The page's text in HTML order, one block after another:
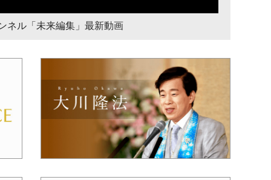
ネル「未来編集」最新動画